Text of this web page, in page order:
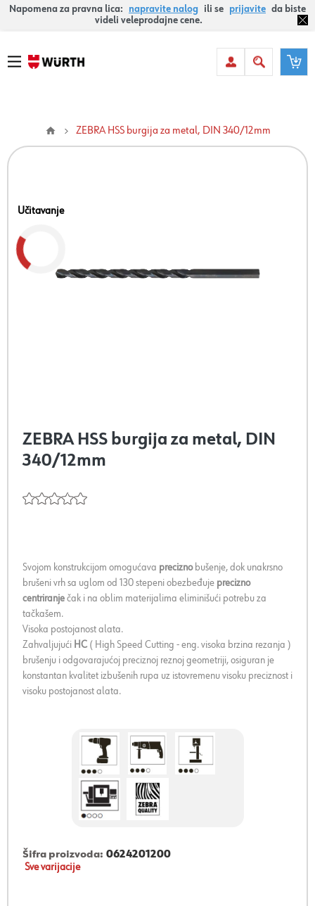
Napomena za pravna lica: napravite nalog ili se prijavite da biste
videli veleprodajne cene.
ZEBRA HSS burgija za metal, DIN 340/12mm
Učitavanje
ZEBRA HSS burgija za metal, DIN
340/12mm
Svojom konstrukcijom omogućava precizno bušenje, dok unakrsno
brušeni vrh sa uglom od 130 stepeni obezbeđuje precizno
centriranje čak i na oblim materijalima eliminišući potrebu za
tačkašem.
Visoka postojanost alata.
Zahvaljujući HC ( High Speed Cutting - eng. visoka brzina rezanja )
brušenju i odgovarajućoj preciznoj reznoj geometriji, osiguran je
konstantan kvalitet izbušenih rupa uz istovremenu visoku preciznost i
visoku postojanost alata.
Šifra proizvoda: 0624201200
Sve varijacije